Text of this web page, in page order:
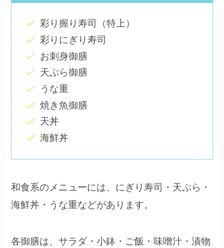
彩り握り寿司（特上）
彩りにぎり寿司
お刺身御膳
天ぷら御膳
うな重
焼き魚御膳
天丼
海鮮丼
和食系のメニューには、にぎり寿司・天ぷら・
海鮮丼・うな重などがあります。
各御膳は、サラダ・小鉢・ご飯・味噌汁・漬物